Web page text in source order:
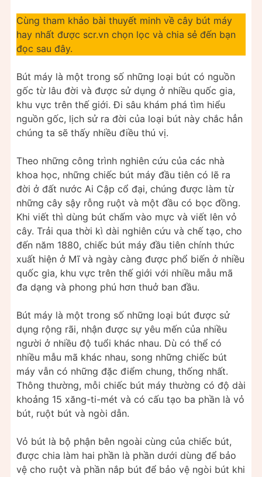
Cùng tham khảo bài thuyết minh về cây bút máy
hay nhất được scr.vn chọn lọc và chia sẻ đến bạn
đọc sau đây.
Bút máy là một trong số những loại bút có nguồn
gốc từ lâu đời và được sử dụng ở nhiều quốc gia,
khu vực trên thế giới. Đi sâu khám phá tìm hiểu
nguồn gốc, lịch sử ra đời của loại bút này chắc hẳn
chúng ta sẽ thấy nhiều điều thú vị.
Theo những công trình nghiên cứu của các nhà
khoa học, những chiếc bút máy đầu tiên có lẽ ra
đời ở đất nước Ai Cập cổ đại, chúng được làm từ
những cây sậy rỗng ruột và một đầu có bọc đồng.
Khi viết thì dùng bút chấm vào mực và viết lên vỏ
cây. Trải qua thời kì dài nghiên cứu và chế tạo, cho
đến năm 1880, chiếc bút máy đầu tiên chính thức
xuất hiện ở Mĩ và ngày càng được phổ biến ở nhiều
quốc gia, khu vực trên thế giới với nhiều mẫu mã
đa dạng và phong phú hơn thuở ban đầu.
Bút máy là một trong số những loại bút được sử
dụng rộng rãi, nhận được sự yêu mến của nhiều
người ở nhiều độ tuổi khác nhau. Dù có thể có
nhiều mẫu mã khác nhau, song những chiếc bút
máy vẫn có những đặc điểm chung, thống nhất.
Thông thường, mỗi chiếc bút máy thường có độ dài
khoảng 15 xăng-ti-mét và có cấu tạo ba phần là vỏ
bút, ruột bút và ngòi dẫn.
Vỏ bút là bộ phận bên ngoài cùng của chiếc bút,
được chia làm hai phần là phần dưới dùng để bảo
vệ cho ruột và phần nắp bút để bảo vệ ngòi bút khi